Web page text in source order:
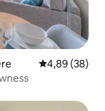
Évaluation
4,89 (38)